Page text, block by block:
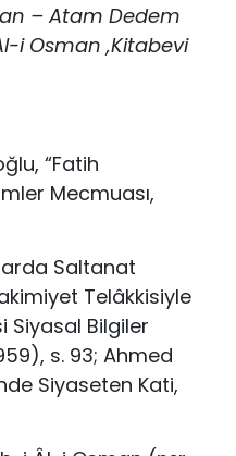
– Atam Dedem
i Osman ,Kitabevi
“Fatih
Mecmuası,
Saltanat
Telâkkisiyle
Siyasal Bilgiler
s. 93; Ahmed
Siyaseten Kati,